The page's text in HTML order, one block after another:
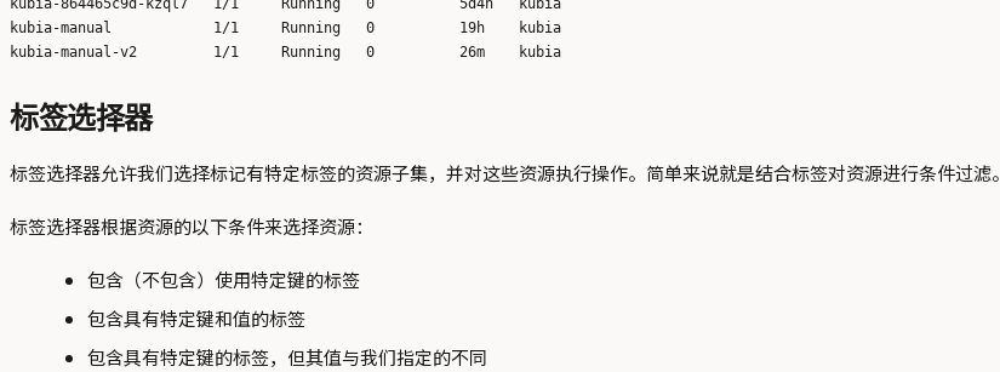
kubia-864465c9d-kzql7   1/1     Running   0          5d4h   kubia
kubia-manual            1/1     Running   0          19h    kubia
标签选择器
标签选择器允许我们选择标记有特定标签的资源子集，并对这些资源执行操作。简单来说就是结合标签对资源进行条件过滤。
标签选择器根据资源的以下条件来选择资源：
包含（不包含）使用特定键的标签
包含具有特定键和值的标签
包含具有特定键的标签，但其值与我们指定的不同